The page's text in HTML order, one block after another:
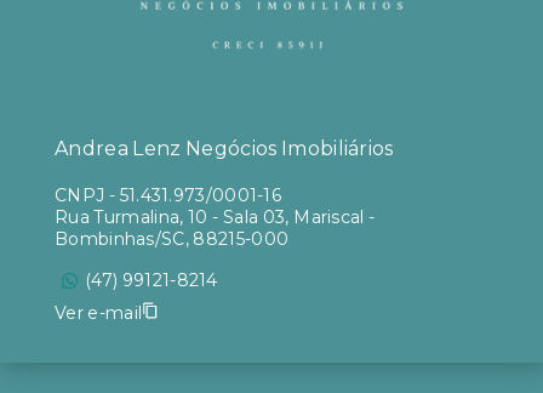
Andrea Lenz Negócios Imobiliários
CNPJ - 51.431.973/0001-16
Rua Turmalina, 10 - Sala 03, Mariscal -
Bombinhas/SC, 88215-000
(47) 99121-8214
Ver e-mail